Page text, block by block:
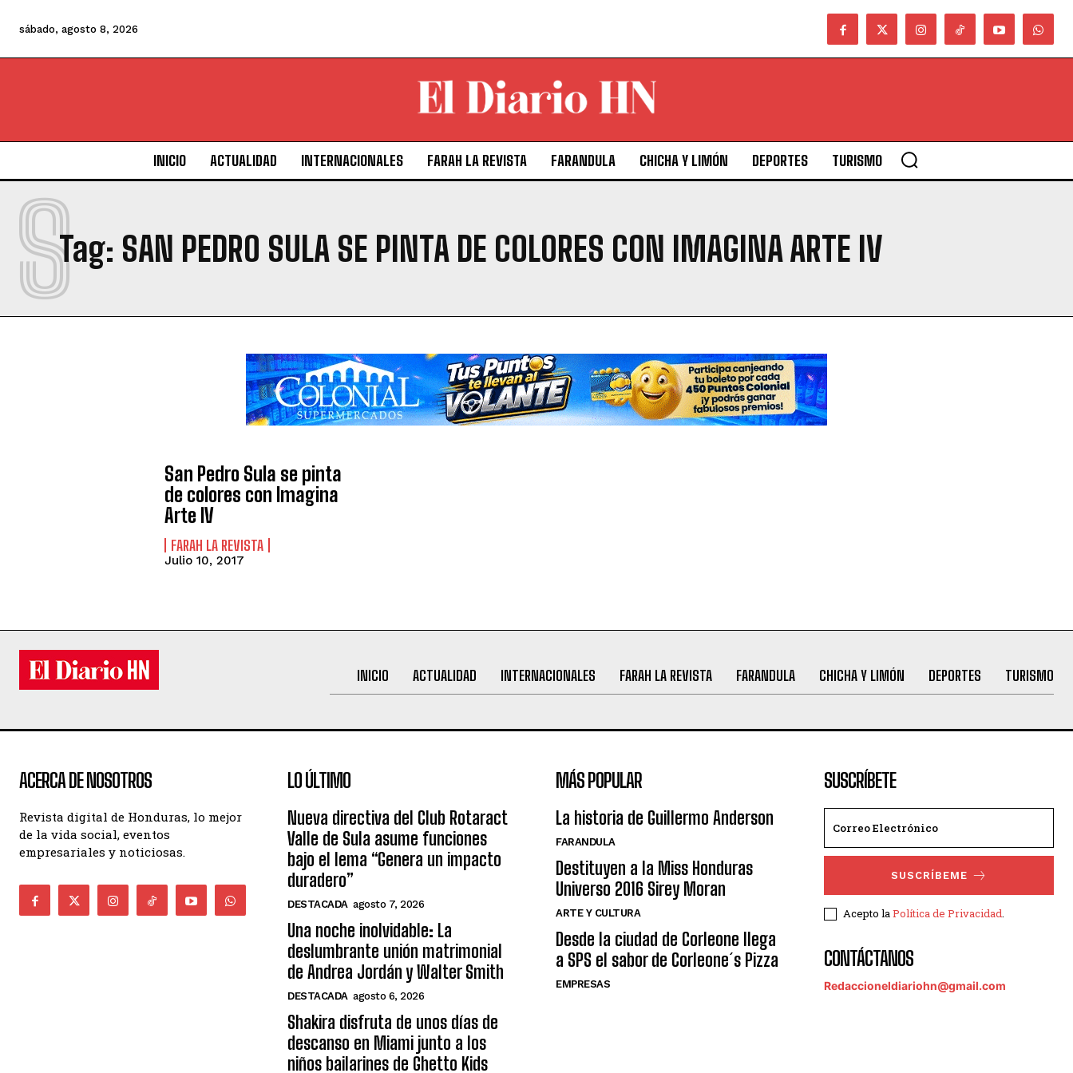
sábado, agosto 8, 2026
INICIO ACTUALIDAD INTERNACIONALES FARAH LA REVISTA FARANDULA CHICHA Y LIMÓN DEPORTES TURISMO
Tag: SAN PEDRO SULA SE PINTA DE COLORES CON IMAGINA ARTE IV
S
San Pedro Sula se pinta
de colores con Imagina
Arte IV
FARAH LA REVISTA
Julio 10, 2017
INICIO ACTUALIDAD INTERNACIONALES FARAH LA REVISTA FARANDULA CHICHA Y LIMÓN DEPORTES TURISMO
ACERCA DE NOSOTROS
Revista digital de Honduras, lo mejor
de la vida social, eventos
empresariales y noticiosas.
LO ÚLTIMO
Nueva directiva del Club Rotaract
Valle de Sula asume funciones
bajo el lema “Genera un impacto
duradero”
DESTACADA agosto 7, 2026
Una noche inolvidable: La
deslumbrante unión matrimonial
de Andrea Jordán y Walter Smith
DESTACADA agosto 6, 2026
Shakira disfruta de unos días de
descanso en Miami junto a los
niños bailarines de Ghetto Kids
MÁS POPULAR
La historia de Guillermo Anderson
FARANDULA
Destituyen a la Miss Honduras
Universo 2016 Sirey Moran
ARTE Y CULTURA
Desde la ciudad de Corleone llega
a SPS el sabor de Corleone´s Pizza
EMPRESAS
SUSCRÍBETE
SUSCRÍBEME
Acepto laPolítica de Privacidad.
CONTÁCTANOS
Redaccioneldiariohn@gmail.com